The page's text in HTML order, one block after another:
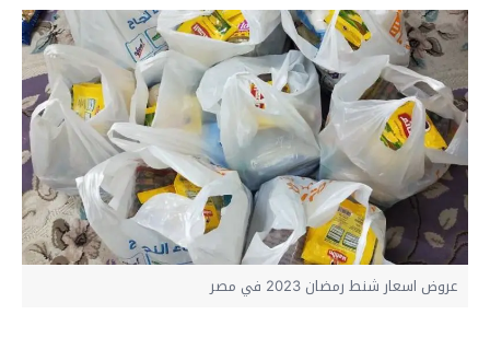
عروض اسعار شنط رمضان 2023 في مصر